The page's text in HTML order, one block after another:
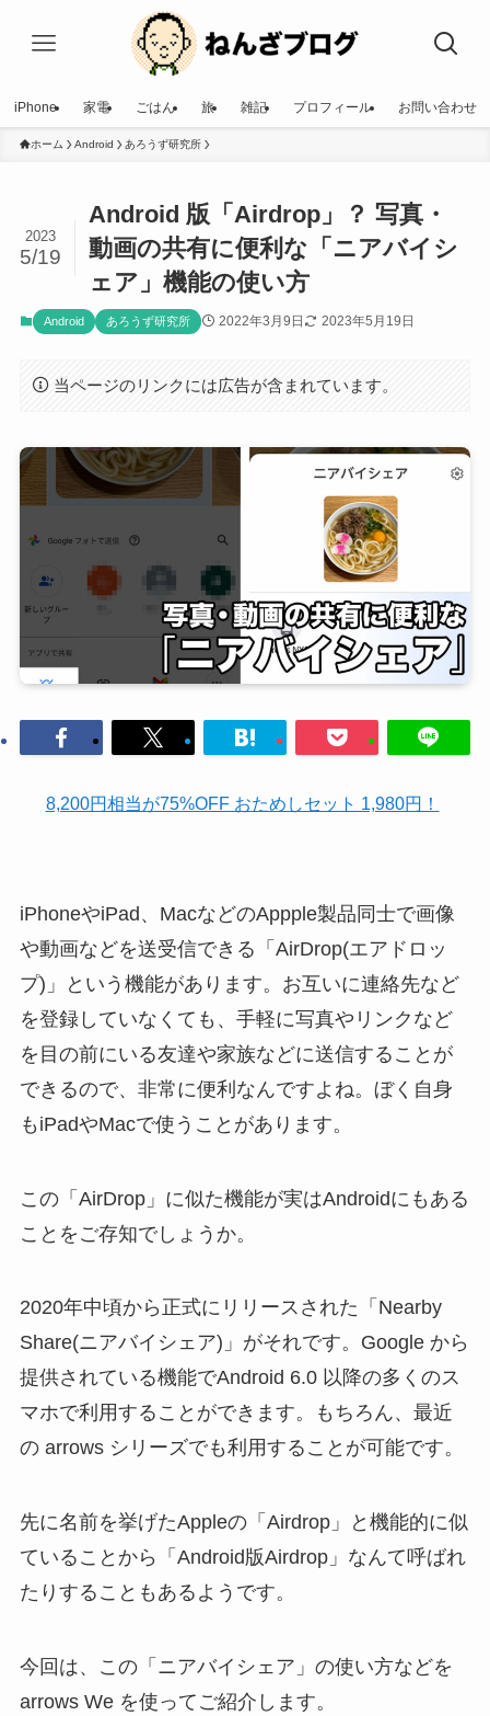
iPhone 家電 ごはん 旅 雑記 プロフィール お問い合わせ
ホーム Android あろうず研究所
Android 版「Airdrop」？ 写真・
動画の共有に便利な「ニアバイシ
ェア」機能の使い方
2023
5/19
Android あろうず研究所 2022年3月9日 2023年5月19日
当ページのリンクには広告が含まれています。
8,200円相当が75%OFF おためしセット 1,980円！
iPhoneやiPad、MacなどのAppple製品同士で画像
や動画などを送受信できる「AirDrop(エアドロッ
プ)」という機能があります。お互いに連絡先など
を登録していなくても、手軽に写真やリンクなど
を目の前にいる友達や家族などに送信することが
できるので、非常に便利なんですよね。ぼく自身
もiPadやMacで使うことがあります。
この「AirDrop」に似た機能が実はAndroidにもある
ことをご存知でしょうか。
2020年中頃から正式にリリースされた「Nearby
Share(ニアバイシェア)」がそれです。Google から
提供されている機能でAndroid 6.0 以降の多くのス
マホで利用することができます。もちろん、最近
の arrows シリーズでも利用することが可能です。
先に名前を挙げたAppleの「Airdrop」と機能的に似
ていることから「Android版Airdrop」なんて呼ばれ
たりすることもあるようです。
今回は、この「ニアバイシェア」の使い方などを
arrows We を使ってご紹介します。